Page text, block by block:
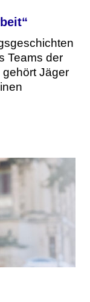
Teams der
Jäger